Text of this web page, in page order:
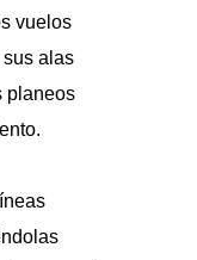
vuelos
alas
planeos